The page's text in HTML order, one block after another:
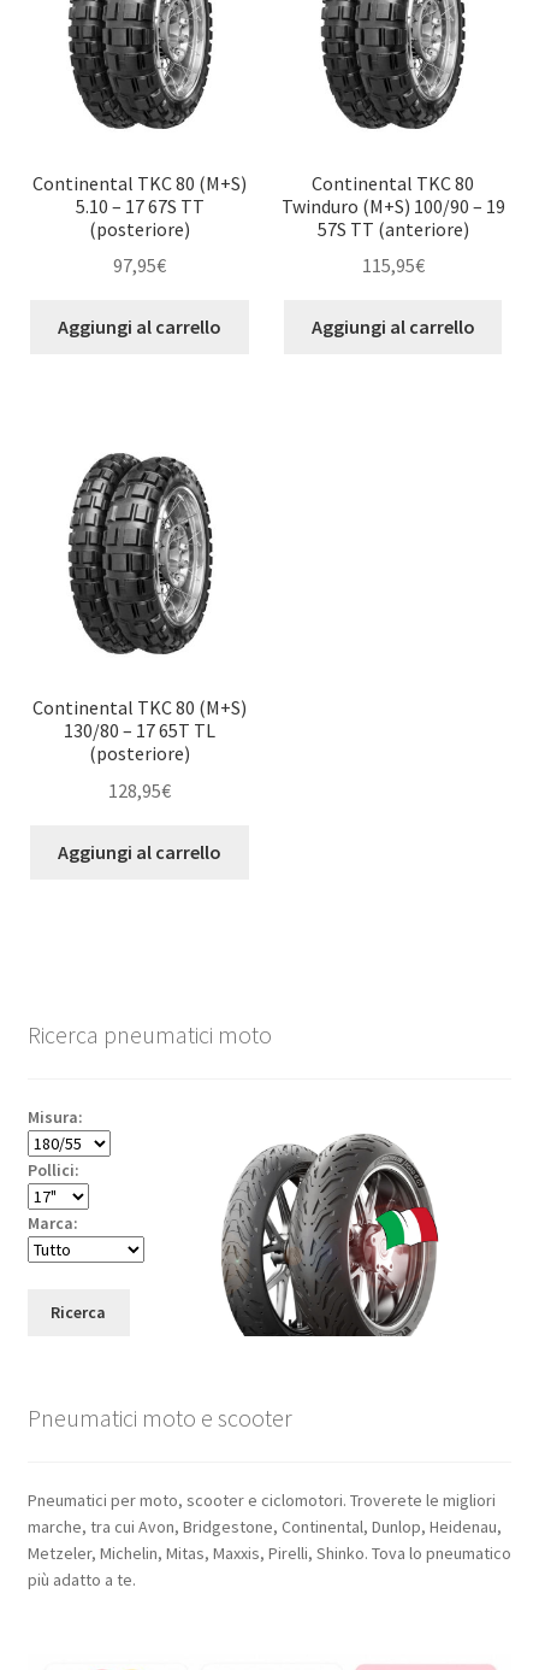
Continental TKC 80 (M+S)
5.10 – 17 67S TT
(posteriore)
97,95€
Aggiungi al carrello
Continental TKC 80
Twinduro (M+S) 100/90 – 19
57S TT (anteriore)
115,95€
Aggiungi al carrello
Continental TKC 80 (M+S)
130/80 – 17 65T TL
(posteriore)
128,95€
Aggiungi al carrello
Ricerca pneumatici moto
Misura:
Pollici:
Marca:
Ricerca
Pneumatici moto e scooter
Pneumatici per moto, scooter e ciclomotori. Troverete le migliori
marche, tra cui Avon, Bridgestone, Continental, Dunlop, Heidenau,
Metzeler, Michelin, Mitas, Maxxis, Pirelli, Shinko. Tova lo pneumatico
più adatto a te.